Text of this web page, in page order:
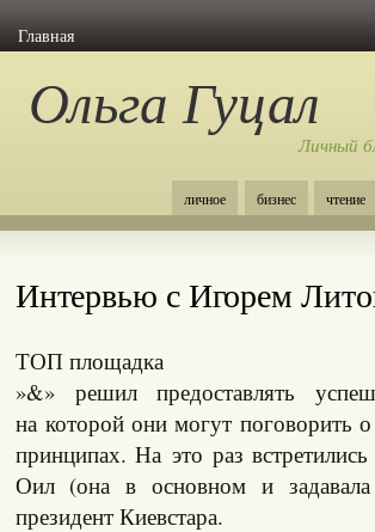
Главная
Ольга Гуцал
Личный
личное бизнес чтение
Интервью с Игорем
ТОП площадка
»&» решил предоставлять
на которой они могут поговорить
принципах. На это раз
Оил (она в основном и
президент Киевстара.